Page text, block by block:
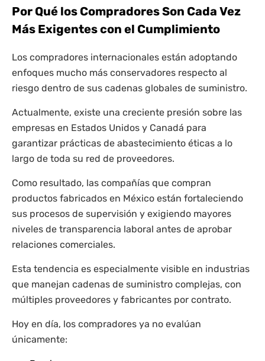
Por Qué los Compradores Son Cada Vez
Más Exigentes con el Cumplimiento
Los compradores internacionales están adoptando
enfoques mucho más conservadores respecto al
riesgo dentro de sus cadenas globales de suministro.
Actualmente, existe una creciente presión sobre las
empresas en Estados Unidos y Canadá para
garantizar prácticas de abastecimiento éticas a lo
largo de toda su red de proveedores.
Como resultado, las compañías que compran
productos fabricados en México están fortaleciendo
sus procesos de supervisión y exigiendo mayores
niveles de transparencia laboral antes de aprobar
relaciones comerciales.
Esta tendencia es especialmente visible en industrias
que manejan cadenas de suministro complejas, con
múltiples proveedores y fabricantes por contrato.
Hoy en día, los compradores ya no evalúan
únicamente: